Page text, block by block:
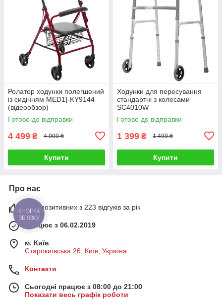
Ролатор ходунки полегшений
із сидінням MED1]-KY9144
(відеообзор)
Готово до відправки
4 499 ₴ 4 999 ₴
Купити
Ходунки для пересування
стандартні з колесами
SC4010W
Готово до відправки
1 399 ₴ 1 499 ₴
Купити
Про нас
96% позитивних з 223 відгуків за рік
Працює з 06.02.2019
м. Київ
Старокиївська 26, Київ, Україна
Контакти
Сьогодні працює з 08:00 до 21:00
Показати весь графік роботи
КНОПКА
ЗВ'ЯЗКУ